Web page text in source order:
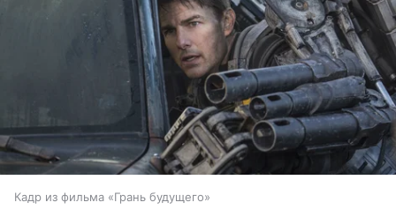
Кадр из фильма «Грань будущего»